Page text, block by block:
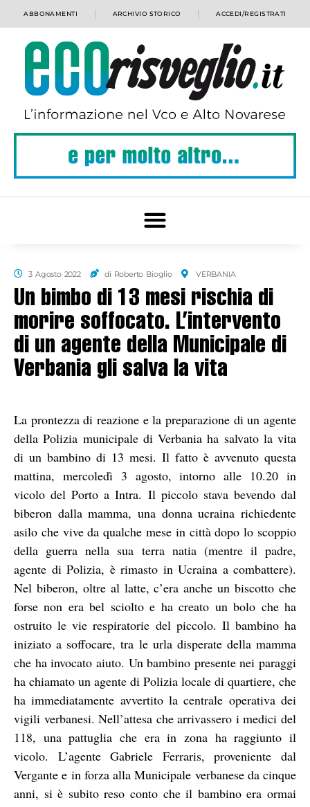
ABBONAMENTI ARCHIVIO STORICO ACCEDI/REGISTRATI
3 Agosto 2022 di Roberto Bioglio VERBANIA
Un bimbo di 13 mesi rischia di
morire soffocato. L’intervento
di un agente della Municipale di
Verbania gli salva la vita
La prontezza di reazione e la preparazione di un agente
della Polizia municipale di Verbania ha salvato la vita
di un bambino di 13 mesi. Il fatto è avvenuto questa
mattina, mercoledì 3 agosto, intorno alle 10.20 in
vicolo del Porto a Intra. Il piccolo stava bevendo dal
biberon dalla mamma, una donna ucraina richiedente
asilo che vive da qualche mese in città dopo lo scoppio
della guerra nella sua terra natia (mentre il padre,
agente di Polizia, è rimasto in Ucraina a combattere).
Nel biberon, oltre al latte, c’era anche un biscotto che
forse non era bel sciolto e ha creato un bolo che ha
ostruito le vie respiratorie del piccolo. Il bambino ha
iniziato a soffocare, tra le urla disperate della mamma
che ha invocato aiuto. Un bambino presente nei paraggi
ha chiamato un agente di Polizia locale di quartiere, che
ha immediatamente avvertito la centrale operativa dei
vigili verbanesi. Nell’attesa che arrivassero i medici del
118, una pattuglia che era in zona ha raggiunto il
vicolo. L’agente Gabriele Ferraris, proveniente dal
Vergante e in forza alla Municipale verbanese da cinque
anni, si è subito reso conto che il bambino era ormai